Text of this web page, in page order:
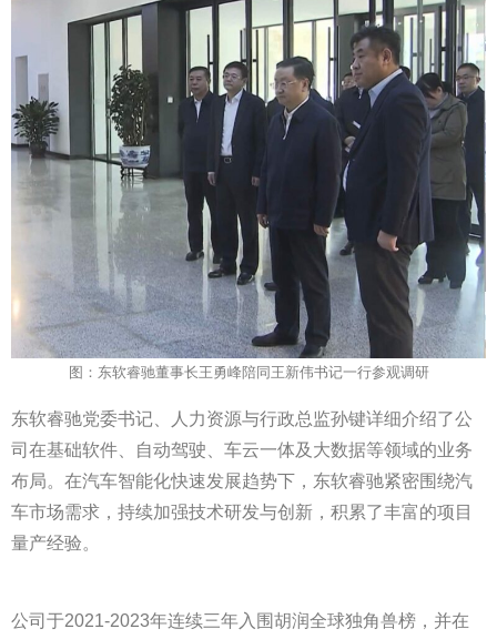
图：东软睿驰董事长王勇峰陪同王新伟书记一行参观调研
东软睿驰党委书记、人力资源与行政总监孙键详细介绍了公
司在基础软件、自动驾驶、车云一体及大数据等领域的业务
布局。在汽车智能化快速发展趋势下，东软睿驰紧密围绕汽
车市场需求，持续加强技术研发与创新，积累了丰富的项目
量产经验。
公司于2021-2023年连续三年入围胡润全球独角兽榜，并在